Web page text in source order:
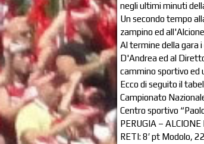
negli ultimi minuti
Un secondo tempo
zampino ed
Al termine della gara
D'Andrea ed al
cammino sportivo ed
Ecco di seguito il
Campionato
Centro sportivo
PERUGIA –
RETI: 8′ pt Modolo,